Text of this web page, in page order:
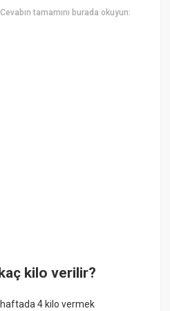
Cevabın tamamını burada okuyun:
kilo verilir?
4 kilo vermek